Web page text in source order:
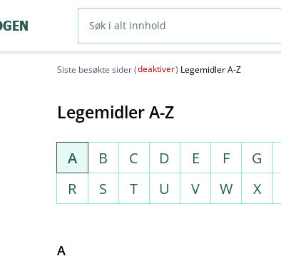
Siste besøkte sider (deaktiver) Legemidler A-Z
Legemidler A-Z
A B C D E F G
R
S T U V W X
A